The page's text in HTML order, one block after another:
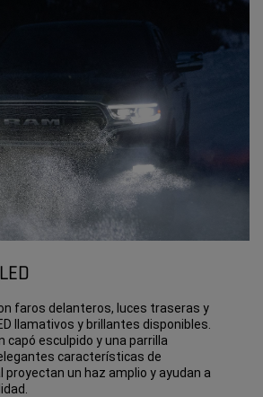
faros delanteros, luces traseras y
llamativos y brillantes disponibles.
capó esculpido y una parrilla
características de
un haz amplio y ayudan a